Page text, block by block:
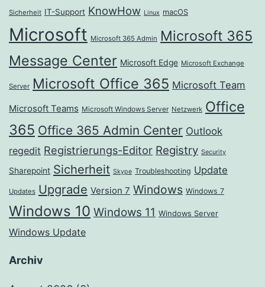
Sicherheit IT-Support KnowHow Linux macOS
Microsoft Microsoft 365 Admin Microsoft 365
Message Center Microsoft Edge Microsoft Exchange
Server Microsoft Office 365 Microsoft Team
Microsoft Teams Microsoft Windows Server Netzwerk Office
365 Office 365 Admin Center Outlook
regedit Registrierungs-Editor Registry Security
Sharepoint Sicherheit Skype Troubleshooting Update
Updates Upgrade Version 7 Windows Windows 7
Windows 10 Windows 11 Windows Server
Windows Update
Archiv